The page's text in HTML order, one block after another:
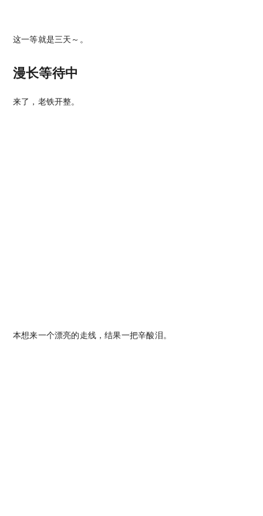
这一等就是三天～。
漫长等待中
来了，老铁开整。
本想来一个漂亮的走线，结果一把辛酸泪。